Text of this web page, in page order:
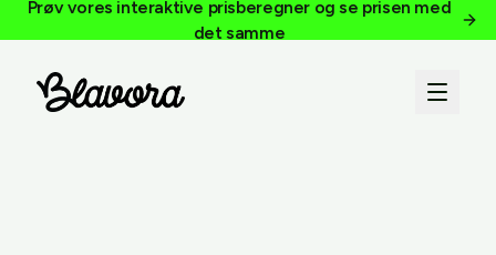
Prøv vores interaktive prisberegner og se prisen med
det samme